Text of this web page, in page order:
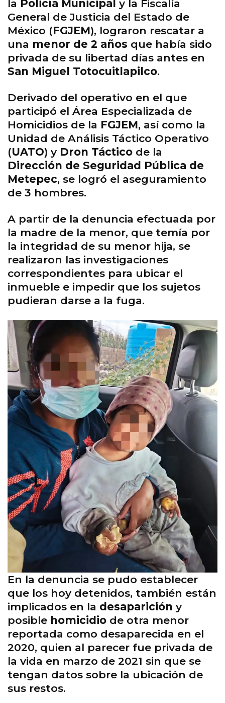
la Policía Municipal y la Fiscalía
General de Justicia del Estado de
México (FGJEM), lograron rescatar a
una menor de 2 años que había sido
privada de su libertad días antes en
San Miguel Totocuitlapilco.
Derivado del operativo en el que
participó el Área Especializada de
Homicidios de la FGJEM, así como la
Unidad de Análisis Táctico Operativo
(UATO) y Dron Táctico de la
Dirección de Seguridad Pública de
Metepec, se logró el aseguramiento
de 3 hombres.
A partir de la denuncia efectuada por
la madre de la menor, que temía por
la integridad de su menor hija, se
realizaron las investigaciones
correspondientes para ubicar el
inmueble e impedir que los sujetos
pudieran darse a la fuga.
En la denuncia se pudo establecer
que los hoy detenidos, también están
implicados en la desaparición y
posible homicidio de otra menor
reportada como desaparecida en el
2020, quien al parecer fue privada de
la vida en marzo de 2021 sin que se
tengan datos sobre la ubicación de
sus restos.